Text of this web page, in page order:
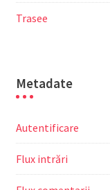
Trasee
Metadate
Autentificare
Flux intrări